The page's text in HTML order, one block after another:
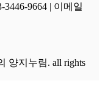
3446-9664 | 이메일
양지누림. all rights